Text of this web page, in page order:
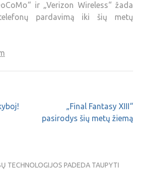
ir „Verizon Wireless“ žada
pardavimą iki šių metų
„Final Fantasy XIII“
pasirodys šių metų žiemą
TECHNOLOGIJOS PADEDA TAUPYTI